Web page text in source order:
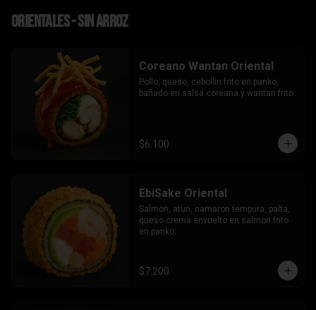
Orientales - sin arroz
Coreano Wantan Oriental
Pollo, queso, cebollin frito en panko,
bañado en salsa coreana y wantan frito
$6.100
EbiSake Oriental
Salmon, atun, camaron tempura, palta,
queso crema envuelto en salmon frito
en panko.
$7.200